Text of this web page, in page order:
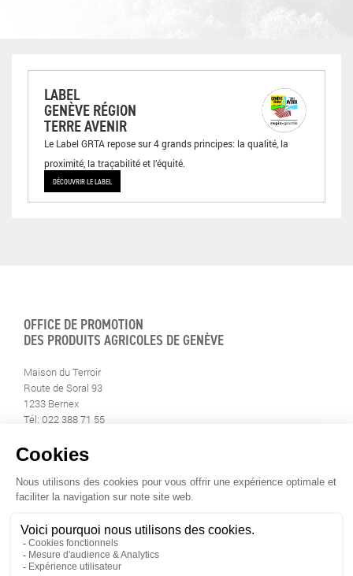
LABEL
GENÈVE RÉGION
TERRE AVENIR
Le Label GRTA repose sur 4 grands principes: la qualité, la
proximité, la traçabilité et l’équité.
DÉCOUVRIR LE LABEL
OFFICE DE PROMOTION
DES PRODUITS AGRICOLES DE GENÈVE
Maison du Terroir
Route de Soral 93
1233 Bernex
Tél: 022 388 71 55
info@geneveterroir.ge.ch
RESTEZ AU CONTACT DE
TOUTE L’ACTUALITÉ DU TERROIR
TÉLÉCHARGEZ L’APP GENÈVE-TERROIR